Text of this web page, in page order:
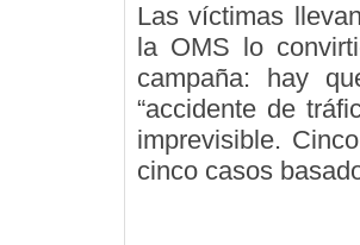
Las víctimas
la OMS lo
campaña: hay
“accidente de
imprevisible.
cinco casos